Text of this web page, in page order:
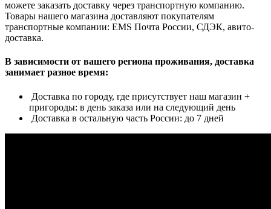
можете заказать доставку через транспортную компанию.
Товары нашего магазина доставляют покупателям
транспортные компании: EMS Почта России, СДЭК, авито-
доставка.
В зависимости от вашего региона проживания, доставка
занимает разное время:
Доставка по городу, где присутствует наш магазин +
пригороды: в день заказа или на следующий день
Доставка в остальную часть России: до 7 дней